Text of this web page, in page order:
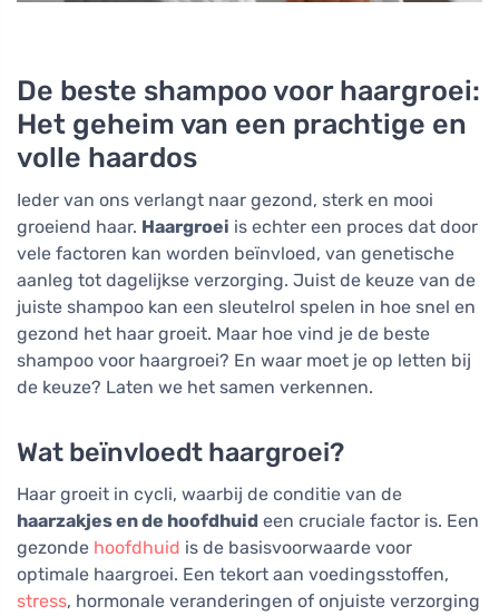
De beste shampoo voor haargroei:
Het geheim van een prachtige en
volle haardos
Ieder van ons verlangt naar gezond, sterk en mooi
groeiend haar. Haargroei is echter een proces dat door
vele factoren kan worden beïnvloed, van genetische
aanleg tot dagelijkse verzorging. Juist de keuze van de
juiste shampoo kan een sleutelrol spelen in hoe snel en
gezond het haar groeit. Maar hoe vind je de beste
shampoo voor haargroei? En waar moet je op letten bij
de keuze? Laten we het samen verkennen.
Wat beïnvloedt haargroei?
Haar groeit in cycli, waarbij de conditie van de
haarzakjes en de hoofdhuid een cruciale factor is. Een
gezonde hoofdhuid is de basisvoorwaarde voor
optimale haargroei. Een tekort aan voedingsstoffen,
stress, hormonale veranderingen of onjuiste verzorging